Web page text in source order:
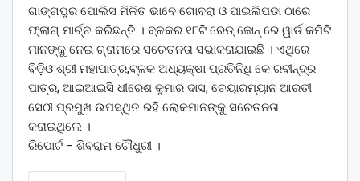
ଗାଙ୍ଗପୁର ପୋଲିସ ମିଳିତ ଭାବେ ଗୋବରା ଓ ପାଇଲିପଡା ଠାରେ
ଫ୍ଲାଗ୍ ମାର୍ଚ୍ଚ କରିଛନ୍ତି । ବ୍ଳକର ୧୮ଟି ରେଡ୍ ଜୋନ୍ ରେ ୱାର୍ଡ କମିଟି
ମାନଙ୍କୁ ନେଇ ଗ୍ରାମରେ ସଚେତନତା ସଭାକରାଯାଇଛି । ଏଥିରେ
ବିଡ଼ିଓ ଶ୍ରୀ ମହାପାତ୍ର,ବ୍ଳକ ଅଧ୍ୟକ୍ଷା ପ୍ରତିନିଧି କେ ରବୀନ୍ଦ୍ର
ପାତ୍ର, ଆଇଆଇସି ଧୀରେଶ କୁମାର ଦାସ, ଚେୟାରମ୍ୟାନ ଆରତୀ
ସେଠୀ ପ୍ରମୁଖ ଉପସ୍ଥିତ ରହି ଲୋକମାନଙ୍କୁ ସଚେତନତା
କରାଇଥିଲେ ।
ରିପୋର୍ଟ – ଶିବରାମ ଚୌଧୁରୀ ।